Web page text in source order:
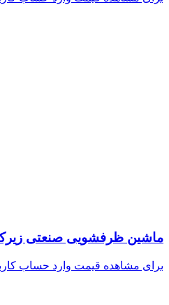
ماشین ظرفشویی صنعتی
برای مشاهده قیمت وارد حساب